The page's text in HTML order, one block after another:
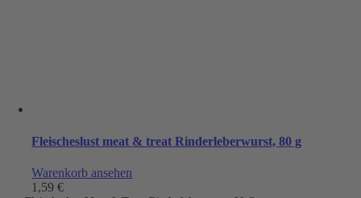
Fleischeslust meat & treat Rinderleberwurst, 80 g
Warenkorb ansehen
1,59€